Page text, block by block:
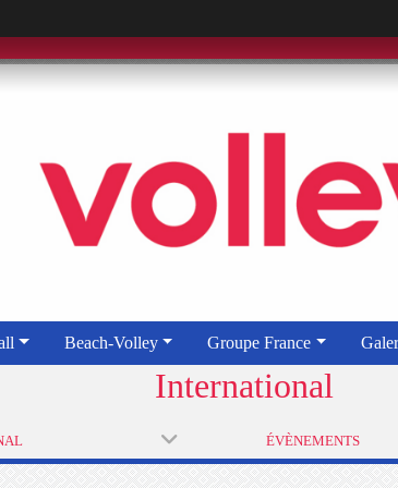
Beach-Volley Groupe France
International
ÉVÈNEMENTS